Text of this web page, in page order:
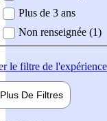
Plus de 3 ans
Non renseignée (1)
le filtre de
Plus De Filtres